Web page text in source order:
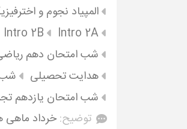
المپیاد نجوم و
Intro 2A
Intro 2B
شب امتحان دهم
هدایت تحصیلی
شب
شب امتحان یازدهم
توضیح:خرداد ماهی